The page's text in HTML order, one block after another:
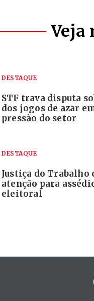
Veja
DESTAQUE
STF trava disputa
dos jogos de azar
pressão do setor
DESTAQUE
Justiça do Trabalho
atenção para
eleitoral